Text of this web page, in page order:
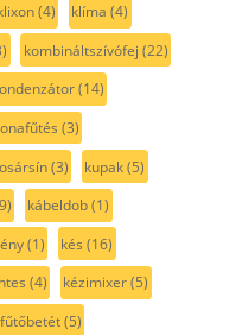
(4) klíma (4)
kombináltszívófej (22)
(14)
(3)
(3) kupak(5)
kábeldob(1)
(1) kés (16)
(4) kézimixer(5)
(5)